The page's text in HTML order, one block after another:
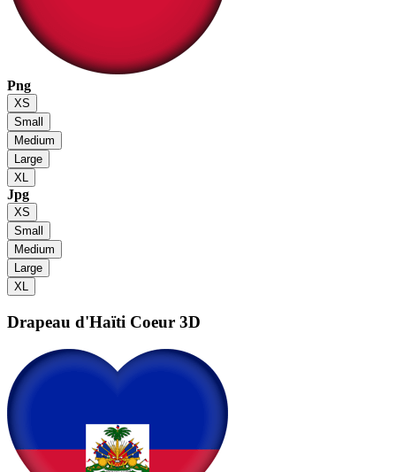
Png
XS
Small
Medium
Large
XL
Jpg
XS
Small
Medium
Large
XL
Drapeau d'Haïti Coeur 3D